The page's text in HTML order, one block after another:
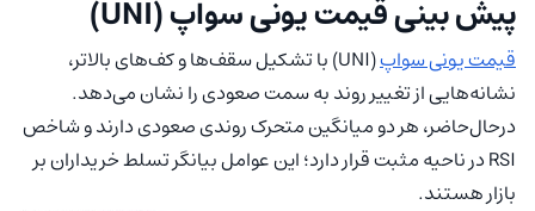
پیش بینی قیمت یونی سواپ (UNI)
قیمت یونی سواپ
(UNI) با تشکیل سقف‌ها و کف‌های بالاتر،
نشانه‌هایی از تغییر روند به سمت صعودی را نشان می‌دهد.
درحال‌حاضر، هر دو میانگین متحرک روندی صعودی دارند و شاخص
RSI در ناحیه مثبت قرار دارد؛ این عوامل بیانگر تسلط خریداران بر
بازار هستند.